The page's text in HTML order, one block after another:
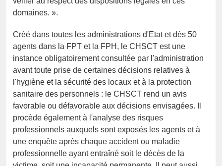
domaines. ».
Créé dans toutes les administrations d'Etat et dès 50
agents dans la FPT et la FPH, le CHSCT est une
instance obligatoirement consultée par l'administration
avant toute prise de certaines décisions relatives à
l'hygiène et la sécurité des locaux et à la protection
sanitaire des personnels : le CHSCT rend un avis
favorable ou défavorable aux décisions envisagées. Il
procède également à l'analyse des risques
professionnels auxquels sont exposés les agents et à
une enquête après chaque accident ou maladie
professionnelle ayant entraîné soit le décès de la